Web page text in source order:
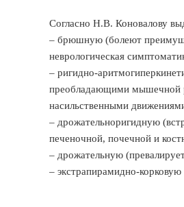
Согласно Н.В. Коновалову
– брюшную (болеют
неврологическая
– ригидно-
преобладающими мышечной
насильственными
– дрожательноригидную
печеночной, почечной и
– дрожательную
– экстрапирамидно-